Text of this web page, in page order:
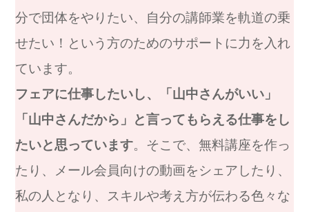
分で団体をやりたい、自分の講師業を軌道の乗
せたい！という方のためのサポートに力を入れ
ています。
フェアに仕事したいし、「山中さんがいい」
「山中さんだから」と言ってもらえる仕事をし
たいと思っています。そこで、無料講座を作っ
たり、メール会員向けの動画をシェアしたり、
私の人となり、スキルや考え方が伝わる色々な